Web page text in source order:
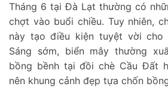
Tháng 6 tại Đà Lạt thường có
chợt vào buổi chiều. Tuy nhiên,
này tạo điều kiện tuyệt vời cho
Sáng sớm, biển mây thường
bồng bềnh tại đồi chè Cầu Đất
nên khung cảnh đẹp tựa chốn